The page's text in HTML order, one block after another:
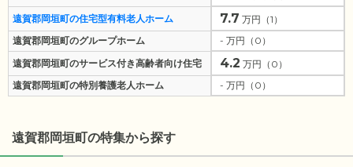
遠賀郡岡垣町の住宅型有料老人ホーム
7.7 万円（1）
遠賀郡岡垣町のグループホーム
- 万円（0）
遠賀郡岡垣町のサービス付き高齢者向け住宅
4.2 万円（0）
遠賀郡岡垣町の特別養護老人ホーム
- 万円（0）
遠賀郡岡垣町の特集から探す